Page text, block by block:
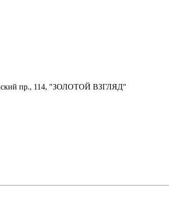
пр., 114, "ЗОЛОТОЙ ВЗГЛЯД"